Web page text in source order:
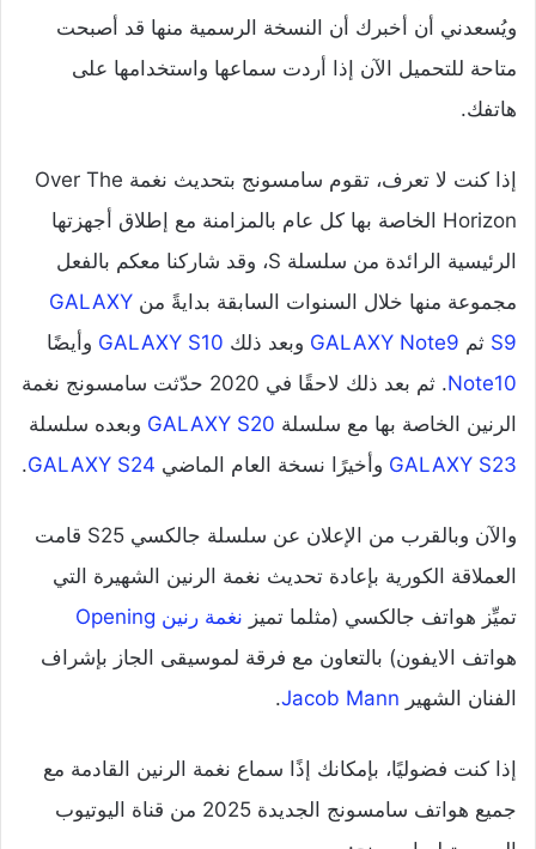
ويُسعدني أن أخبرك أن النسخة الرسمية منها قد أصبحت
متاحة للتحميل الآن إذا أردت سماعها واستخدامها على
هاتفك.
إذا كنت لا تعرف، تقوم سامسونج بتحديث نغمة Over The
Horizon الخاصة بها كل عام بالمزامنة مع إطلاق أجهزتها
الرئيسية الرائدة من سلسلة S، وقد شاركنا معكم بالفعل
مجموعة منها خلال السنوات السابقة بدايةً من GALAXY
S9 ثم GALAXY Note9 وبعد ذلك GALAXY S10 وأيضًا
Note10
. ثم بعد ذلك لاحقًا في 2020 حدّثت سامسونج نغمة
الرنين الخاصة بها مع سلسلة GALAXY S20 وبعده سلسلة
GALAXY S23 وأخيرًا نسخة العام الماضي GALAXY S24
.
والآن وبالقرب من الإعلان عن سلسلة جالكسي S25 قامت
العملاقة الكورية بإعادة تحديث نغمة الرنين الشهيرة التي
تميِّز هواتف جالكسي (مثلما تميز نغمة رنين Opening
هواتف الايفون) بالتعاون مع فرقة لموسيقى الجاز بإشراف
الفنان الشهير Jacob Mann
.
إذا كنت فضوليًا، بإمكانك إذًا سماع نغمة الرنين القادمة مع
جميع هواتف سامسونج الجديدة 2025 من قناة اليوتيوب